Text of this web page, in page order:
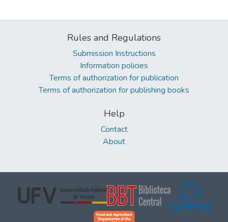
Rules and Regulations
Submission Instructions
Information policies
Terms of authorization for publication
Terms of authorization for publishing books
Help
Contact
About